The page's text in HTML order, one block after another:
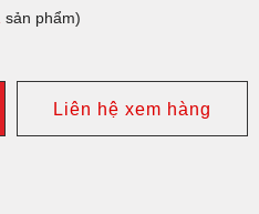
sản phẩm)
Liên hệ xem hàng